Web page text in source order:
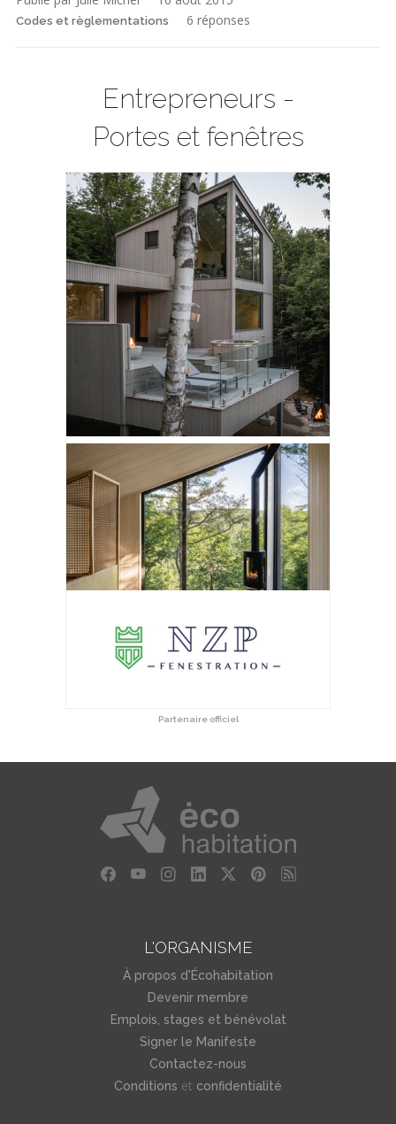
Codes et règlementations 6 réponses
Entrepreneurs -
Portes et fenêtres
Partenaire officiel
L'ORGANISME
À propos d'Écohabitation
Devenir membre
Emplois, stages et bénévolat
Signer le Manifeste
Contactez-nous
Conditions et confidentialité